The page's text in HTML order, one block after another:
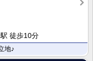
徒歩10分
地♪